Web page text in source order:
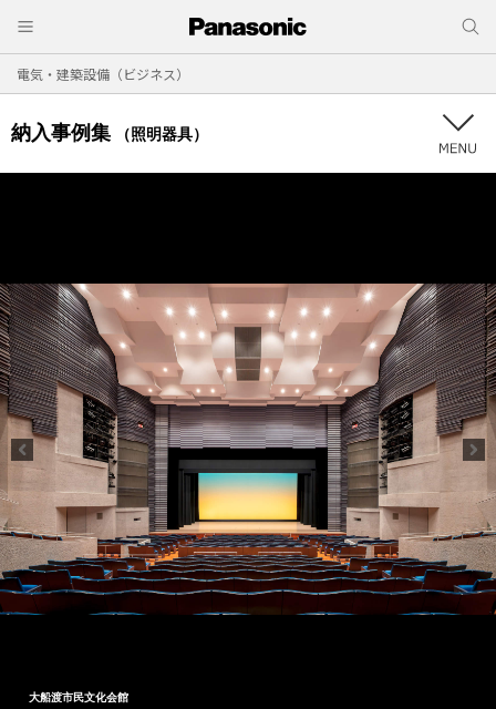
電気・建築設備（ビジネス）
納入事例集 （照明器具）
大船渡市民文化会館